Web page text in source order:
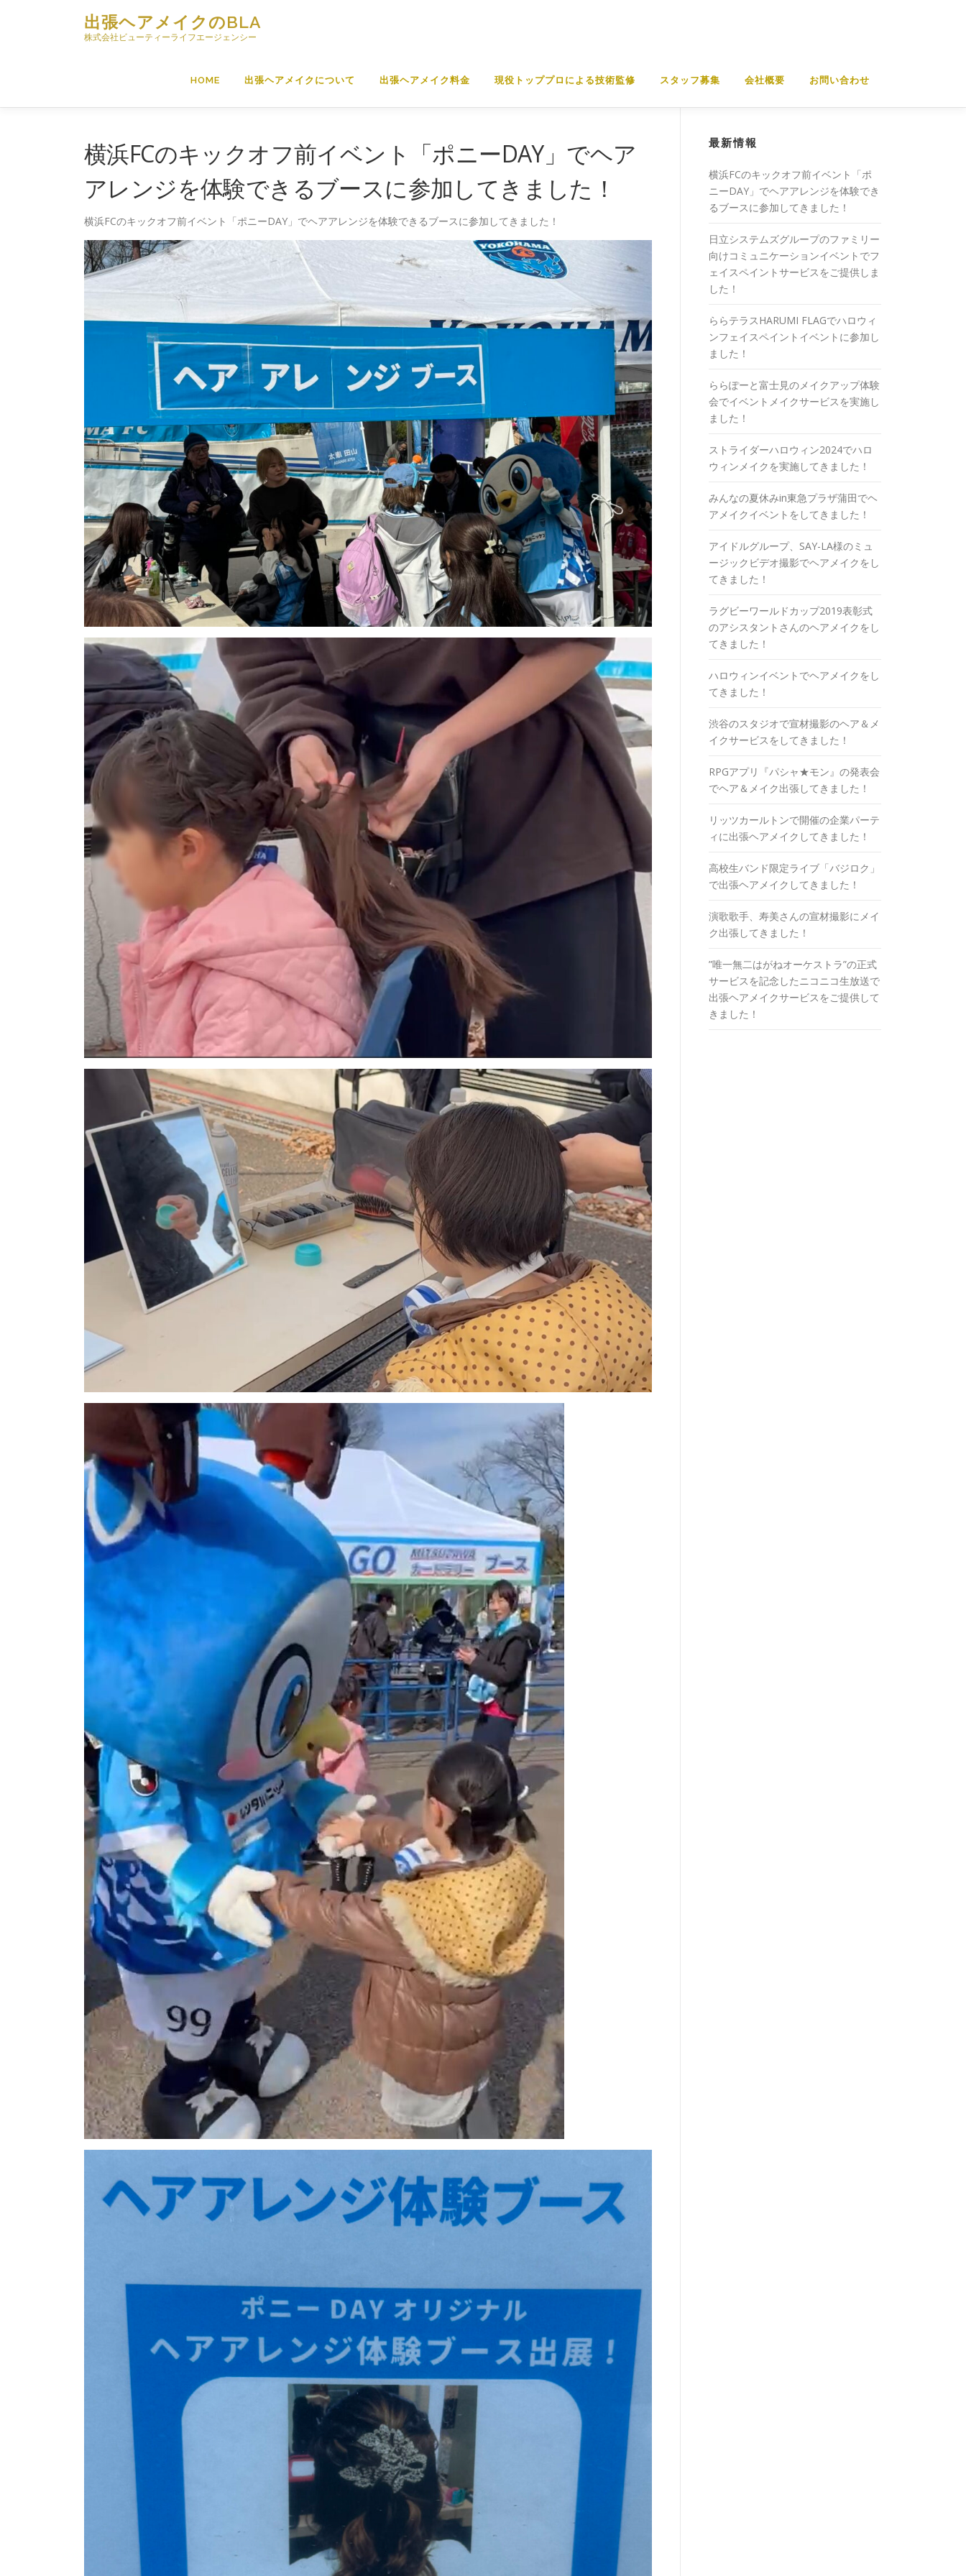
ス
出張ヘアメイクのBLA
株式会社ビューティーライフエージェンシー
HOME 出張ヘアメイクについて 出張ヘアメイク料金 現役トッププロによる技術監修 スタッフ募集 会社概要 お問い合わせ
横浜FCのキックオフ前イベント「ポニーDAY」でヘア
アレンジを体験できるブースに参加してきました！
横浜FCのキックオフ前イベント「ポニーDAY」でヘアアレンジを体験できるブースに参加してきました！
最新情報
横浜FCのキックオフ前イベント「ポ
ニーDAY」でヘアアレンジを体験でき
るブースに参加してきました！
日立システムズグループのファミリー
向けコミュニケーションイベントでフ
ェイスペイントサービスをご提供しま
した！
ららテラスHARUMI FLAGでハロウィ
ンフェイスペイントイベントに参加し
ました！
ららぽーと富士見のメイクアップ体験
会でイベントメイクサービスを実施し
ました！
ストライダーハロウィン2024でハロ
ウィンメイクを実施してきました！
みんなの夏休みin東急プラザ蒲田でヘ
アメイクイベントをしてきました！
アイドルグループ、SAY-LA様のミュ
ージックビデオ撮影でヘアメイクをし
てきました！
ラグビーワールドカップ2019表彰式
のアシスタントさんのヘアメイクをし
てきました！
ハロウィンイベントでヘアメイクをし
てきました！
渋谷のスタジオで宣材撮影のヘア＆メ
イクサービスをしてきました！
RPGアプリ『パシャ★モン』の発表会
でヘア＆メイク出張してきました！
リッツカールトンで開催の企業パーテ
ィに出張ヘアメイクしてきました！
高校生バンド限定ライブ「バジロク」
で出張ヘアメイクしてきました！
演歌歌手、寿美さんの宣材撮影にメイ
ク出張してきました！
”唯一無二はがねオーケストラ”の正式
サービスを記念したニコニコ生放送で
出張ヘアメイクサービスをご提供して
きました！